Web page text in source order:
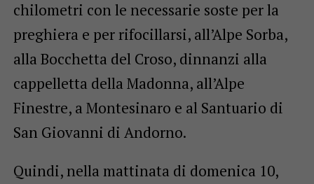
chilometri con le necessarie soste per la
preghiera e per rifocillarsi, all’Alpe Sorba,
alla Bocchetta del Croso, dinnanzi alla
cappelletta della Madonna, all’Alpe
Finestre, a Montesinaro e al Santuario di
San Giovanni di Andorno.
Quindi, nella mattinata di domenica 10,